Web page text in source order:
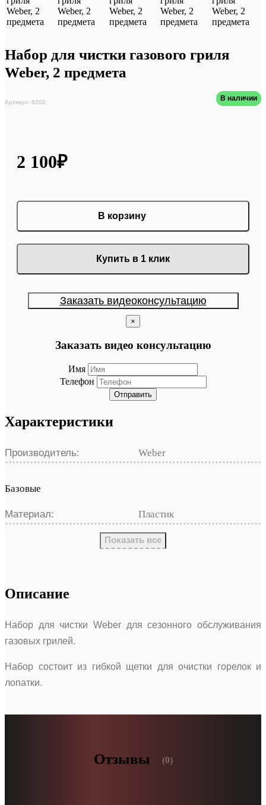
Набор для чистки газового гриля
Weber, 2 предмета
Артикул: 6202 В наличии
2 100₽
В корзину
Купить в 1 клик
Заказать видеоконсультацию
×
Заказать видео консультацию
Имя
Телефон
Отправить
Характеристики
Производитель: Weber
Базовые
Материал: Пластик
Показать все
Описание
Набор для чистки Weber для сезонного обслуживания
газовых грилей.
Набор состоит из гибкой щетки для очистки горелок и
лопатки.
Отзывы (0)